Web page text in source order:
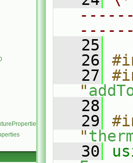
   25
   26
   27
"
   28
   29
"
   30